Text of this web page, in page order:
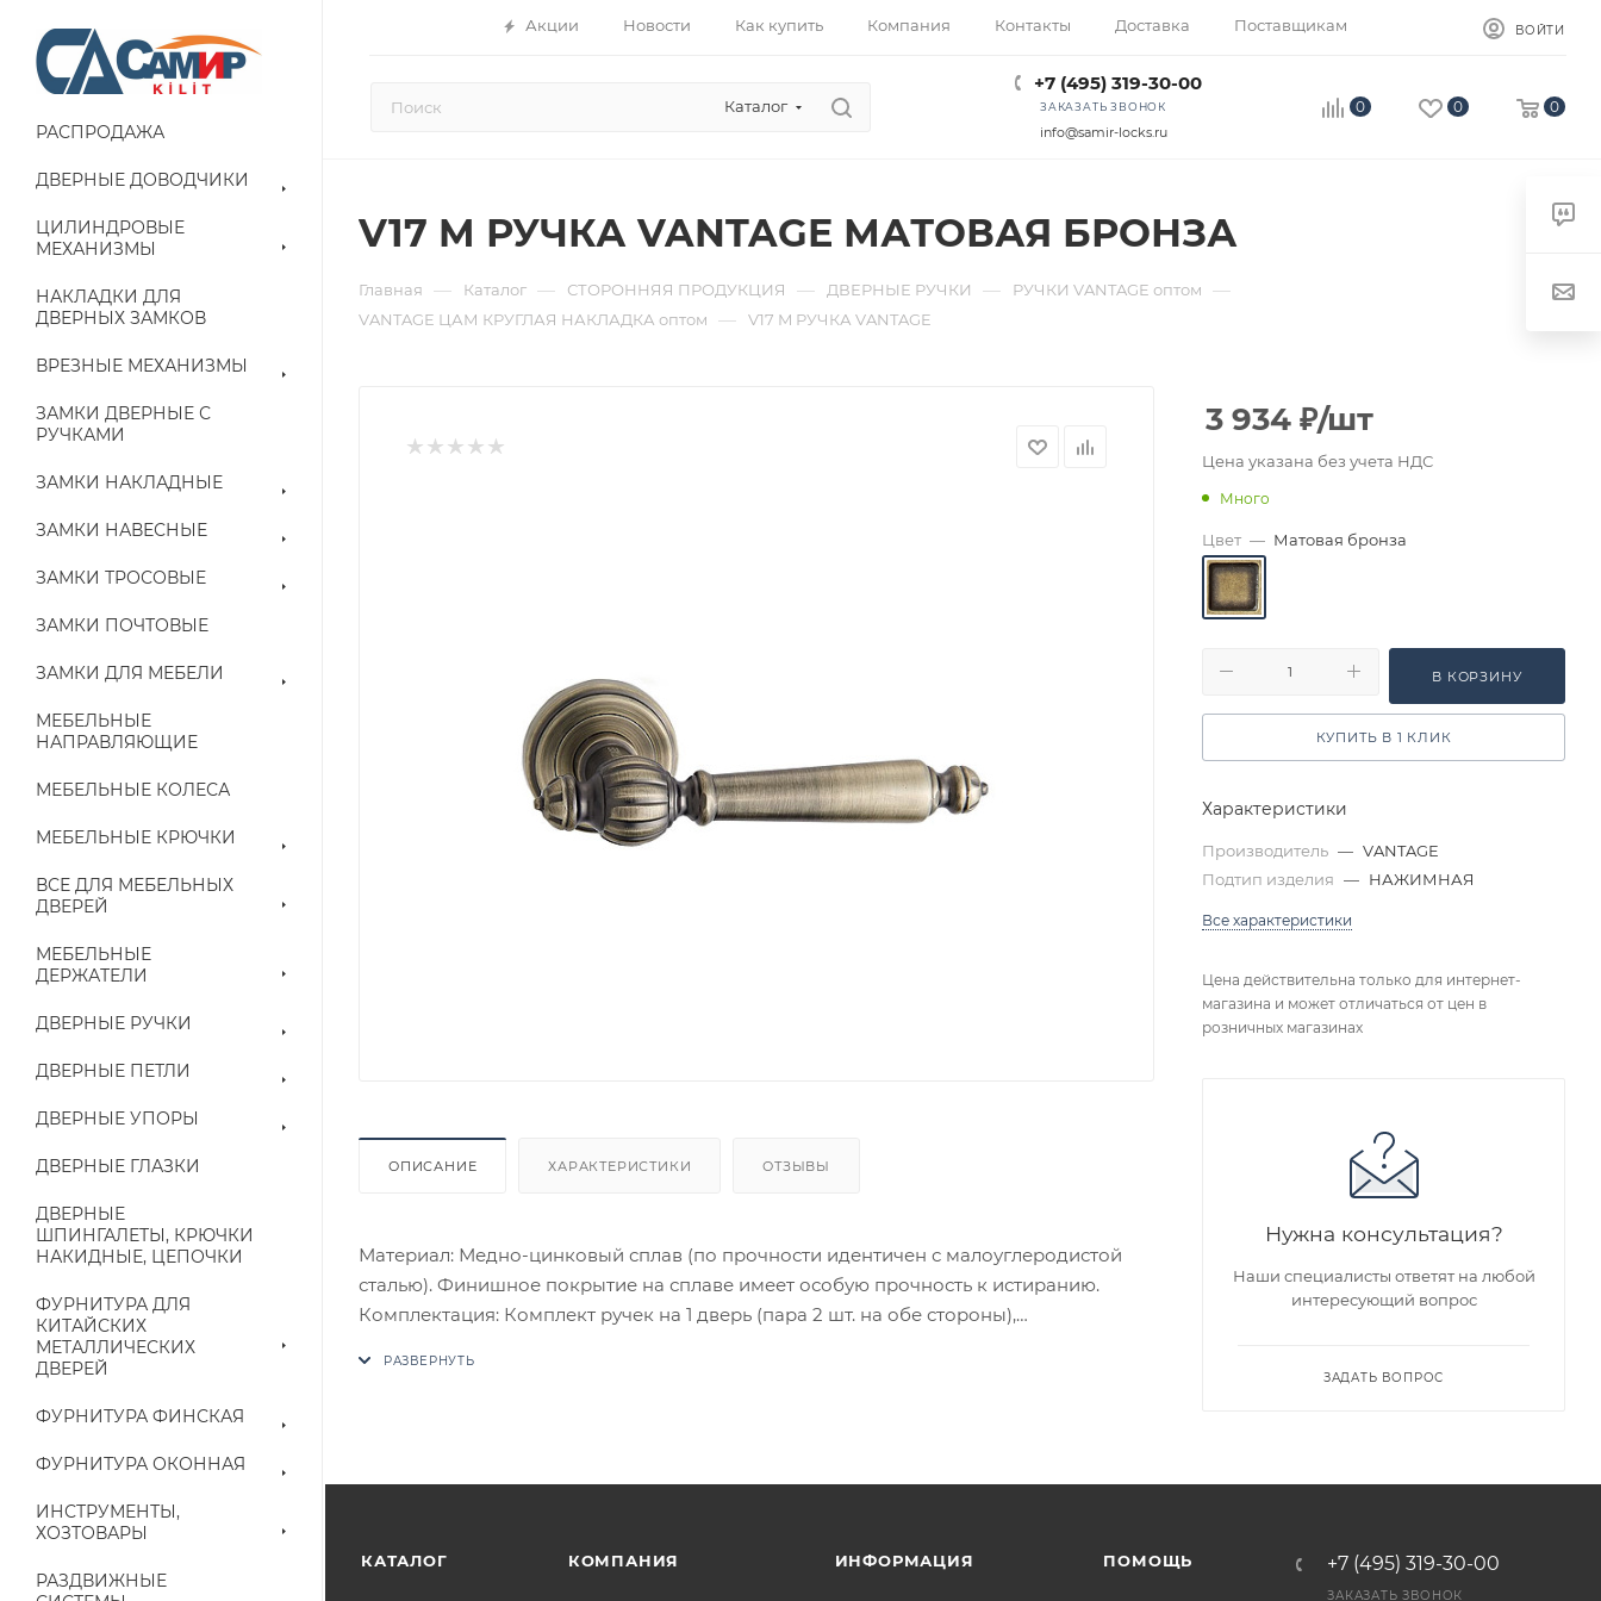
Акции Новости Как купить Компания Контакты Доставка Поставщикам ВОЙТИ
Каталог
+7 (495) 319-30-00
ЗАКАЗАТЬ ЗВОНОК
info@samir-locks.ru
0 0 0
РАСПРОДАЖА
ДВЕРНЫЕ ДОВОДЧИКИ
ЦИЛИНДРОВЫЕ
МЕХАНИЗМЫ
НАКЛАДКИ ДЛЯ
ДВЕРНЫХ ЗАМКОВ
ВРЕЗНЫЕ МЕХАНИЗМЫ
ЗАМКИ ДВЕРНЫЕ С
РУЧКАМИ
ЗАМКИ НАКЛАДНЫЕ
ЗАМКИ НАВЕСНЫЕ
ЗАМКИ ТРОСОВЫЕ
ЗАМКИ ПОЧТОВЫЕ
ЗАМКИ ДЛЯ МЕБЕЛИ
МЕБЕЛЬНЫЕ
НАПРАВЛЯЮЩИЕ
МЕБЕЛЬНЫЕ КОЛЕСА
МЕБЕЛЬНЫЕ КРЮЧКИ
ВСЕ ДЛЯ МЕБЕЛЬНЫХ
ДВЕРЕЙ
МЕБЕЛЬНЫЕ
ДЕРЖАТЕЛИ
ДВЕРНЫЕ РУЧКИ
ДВЕРНЫЕ ПЕТЛИ
ДВЕРНЫЕ УПОРЫ
ДВЕРНЫЕ ГЛАЗКИ
ДВЕРНЫЕ
ШПИНГАЛЕТЫ, КРЮЧКИ
НАКИДНЫЕ, ЦЕПОЧКИ
ФУРНИТУРА ДЛЯ
КИТАЙСКИХ
МЕТАЛЛИЧЕСКИХ
ДВЕРЕЙ
ФУРНИТУРА ФИНСКАЯ
ФУРНИТУРА ОКОННАЯ
ИНСТРУМЕНТЫ,
ХОЗТОВАРЫ
РАЗДВИЖНЫЕ
V17 M РУЧКА VANTAGE МАТОВАЯ БРОНЗА
Главная — Каталог — СТОРОННЯЯ ПРОДУКЦИЯ — ДВЕРНЫЕ РУЧКИ — РУЧКИ VANTAGE оптом —
VANTAGE ЦАМ КРУГЛАЯ НАКЛАДКА оптом — V17 M РУЧКА VANTAGE
ОПИСАНИЕ ХАРАКТЕРИСТИКИ ОТЗЫВЫ
Материал: Медно-цинковый сплав (по прочности идентичен с малоуглеродистой
сталью). Финишное покрытие на сплаве имеет особую прочность к истиранию.
Комплектация: Комплект ручек на 1 дверь (пара 2 шт. на обе стороны),
3 934 ₽/шт
Цена указана без учета НДС
Много
Цвет — Матовая бронза
В КОРЗИНУ
КУПИТЬ В 1 КЛИК
Характеристики
Производитель — VANTAGE
Подтип изделия — НАЖИМНАЯ
Все характеристики
Цена действительна только для интернет-
магазина и может отличаться от цен в
розничных магазинах
Нужна консультация?
Наши специалисты ответят на любой
интересующий вопрос
ЗАДАТЬ ВОПРОС
КАТАЛОГ КОМПАНИЯ ИНФОРМАЦИЯ ПОМОЩЬ +7 (495) 319-30-00
ЗАКАЗАТЬ ЗВОНОК